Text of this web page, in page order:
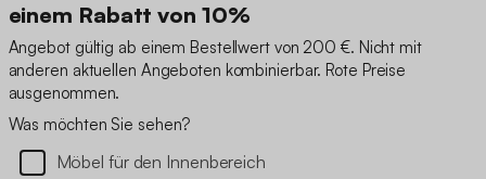
einem Rabatt von 10%
Angebot gültig ab einem Bestellwert von 200 €. Nicht mit
anderen aktuellen Angeboten kombinierbar. Rote Preise
ausgenommen.
Was möchten Sie sehen?
Möbel für den Innenbereich